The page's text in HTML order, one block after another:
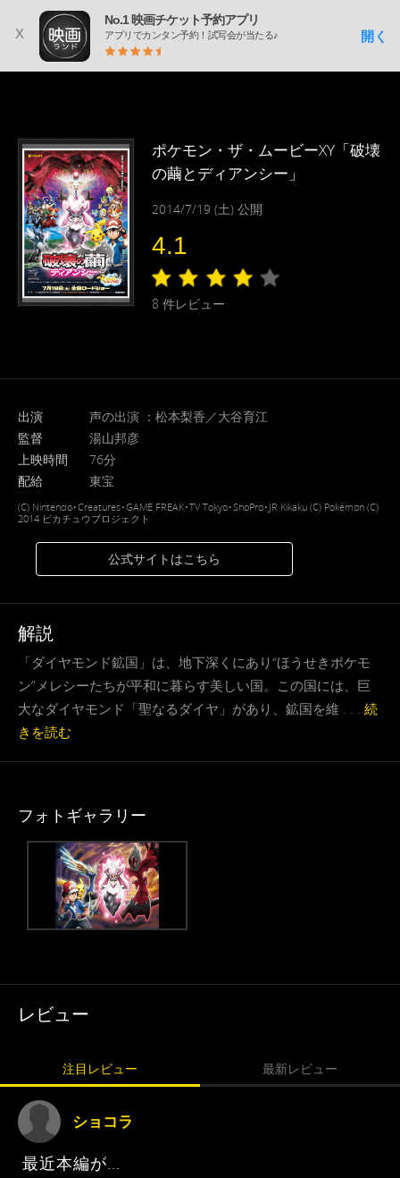
x
No.1 映画チケット予約アプリ
アプリでカンタン予約！試写会が当たる♪ 開く
ポケモン・ザ・ムービーXY「破壊
の繭とディアンシー」
2014/7/19 (土) 公開
4.1
8 件レビュー
出演
声の出演 ：松本梨香／大谷育江
監督
湯山邦彦
上映時間
76分
配給
東宝
(C) Nintendo･Creatures･GAME FREAK･TV Tokyo･ShoPro･JR Kikaku (C) Pokémon (C)
2014 ピカチュウプロジェクト
公式サイトはこちら
解説
「ダイヤモンド鉱国」は、地下深くにあり“ほうせきポケモ
ン”メレシーたちが平和に暮らす美しい国。この国には、巨
大なダイヤモンド「聖なるダイヤ」があり、鉱国を維 . . . 続
きを読む
フォトギャラリー
レビュー
注目レビュー 最新レビュー
ショコラ
最近本編が...